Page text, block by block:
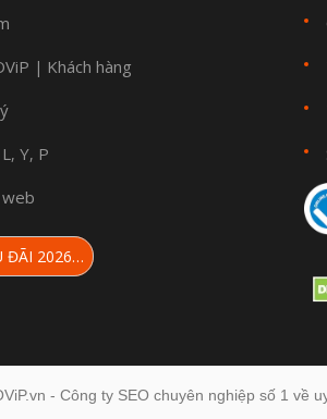
| Khách hàng
L, Y, P
ĐÃI 2026…
- Công ty SEO chuyên nghiệp số 1 về